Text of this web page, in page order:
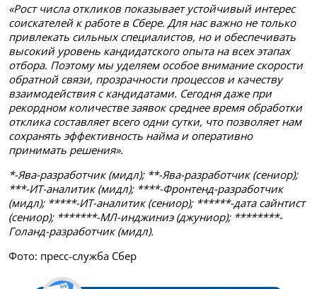
«Рост числа откликов показывает устойчивый интерес
соискателей к работе в Сбере. Для нас важно не только
привлекать сильных специалистов, но и обеспечивать
высокий уровень кандидатского опыта на всех этапах
отбора. Поэтому мы уделяем особое внимание скорости
обратной связи, прозрачности процессов и качеству
взаимодействия с кандидатами. Сегодня даже при
рекордном количестве заявок среднее время обработки
отклика составляет всего одни сутки, что позволяет нам
сохранять эффективность найма и оперативно
принимать решения».
*-Ява-разработчик (мидл); **-Ява-разработчик (сениор);
***-ИТ-аналитик (мидл); ****-Фронтенд-разработчик
(мидл); *****-ИТ-аналитик (сениор); ******-дата сайнтист
(сениор); *******-МЛ-инджиниэ (джуниор); ********-
Голанд-разработчик (мидл).
Фото: пресс-служба Сбер